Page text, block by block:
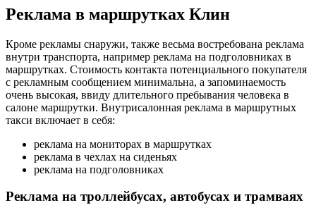
Реклама в маршрутках Клин
Кроме рекламы снаружи, также весьма востребована реклама
внутри транспорта, например реклама на подголовниках в
маршрутках. Стоимость контакта потенциального покупателя
с рекламным сообщением минимальна, а запоминаемость
очень высокая, ввиду длительного пребывания человека в
салоне маршрутки. Внутрисалонная реклама в маршрутных
такси включает в себя:
реклама на мониторах в маршрутках
реклама в чехлах на сиденьях
реклама на подголовниках
Реклама на троллейбусах, автобусах и трамваях